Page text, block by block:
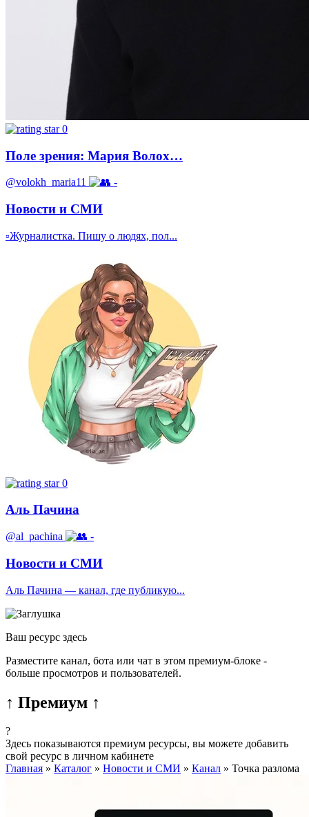
0
Поле зрения: Мария Волох…
@volokh_maria11 -
Новости и СМИ
▫️Журналистка. Пишу о людях, пол...
0
Аль Пачина
@al_pachina -
Новости и СМИ
Аль Пачина — канал, где публикую...
Ваш ресурс здесь
Разместите канал, бота или чат в этом премиум-блоке -
больше просмотров и пользователей.
↑ Премиум ↑
?
Здесь показываются премиум ресурсы, вы можете добавить
свой ресурс в личном кабинете
Главная » Каталог » Новости и СМИ » Канал » Точка разлома